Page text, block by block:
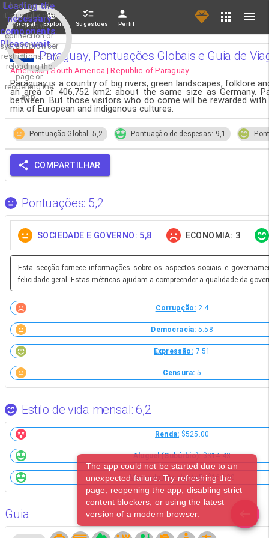
Loading the
necessary
components.
Please wait...
If loading fails,
it's usually due
to a slow
connection or
system/browser
restrictions. Try
reloading the
page or
reopening the
app.
Principal Explorar Sugestões Perfil
Paraguay, Pontuações Globais e Guia de
Americas | South America | Republic of Paraguay
Paraguay is a country of big rivers, green landscapes, folklore
an area of 406,752 km2: about the same size as Germany.
between. But those visitors who do come will be rewarded
mix of European and indigenous cultures.
Pontuação Global: 5,2 Pontuação de despesas: 9,1
COMPARTILHAR
Pontuações: 5,2
SOCIEDADE E GOVERNO: 5,8 ECONOMIA: 3
Esta secção fornece informações sobre os aspectos sociais e
felicidade geral. Estas métricas ajudam a compreender a qualidade da
Corrupção: 2.4
Democracia: 5.58
Expressão: 7.51
Censura: 5
Estilo de vida mensal: 6,2
Renda: $525.00
Aluguel (Subúrbio): $314.43
Mercado (Ocidental): $164.30
Guia
The app could not be started due to an
unexpected failure. Try refreshing the
page, reopening the app, disabling strict
content blockers, or using the latest
version of a modern browser.